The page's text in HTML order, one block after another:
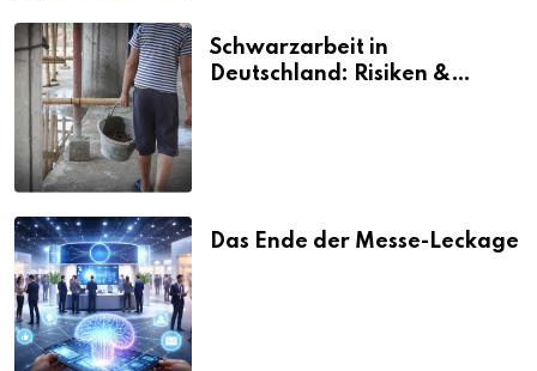
Schwarzarbeit in
Deutschland: Risiken &
Das Ende der Messe-Leckage